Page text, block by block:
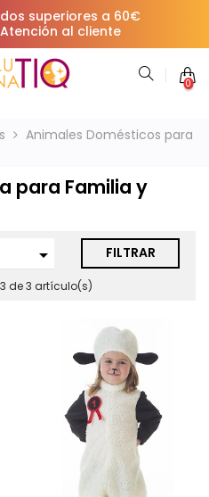
superiores a 60€
Atención al cliente
0
Animales Domésticos para
para Familia y
 FILTRAR
de 3 artículo(s)